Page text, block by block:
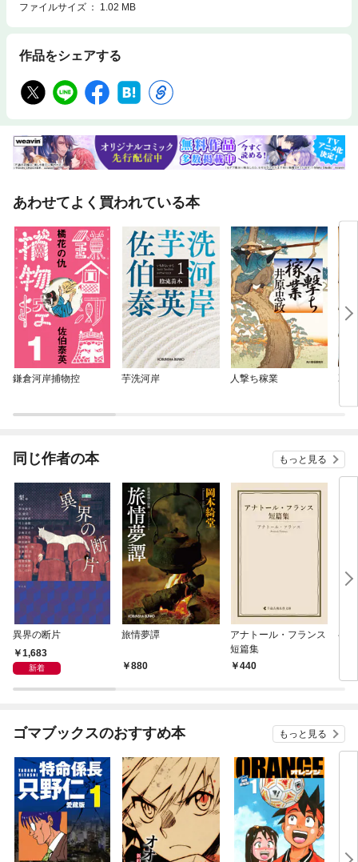
ファイルサイズ
1.02 MB
作品をシェアする
あわせてよく買われている本
鎌倉河岸捕物控 芋洗河岸 人撃ち稼業 乙
同じ作者の本 もっと見る
異界の断片
1,683
新着
旅情夢譚
880
アナトール・フランス
短篇集
440
半
ゴマブックスのおすすめ本 もっと見る